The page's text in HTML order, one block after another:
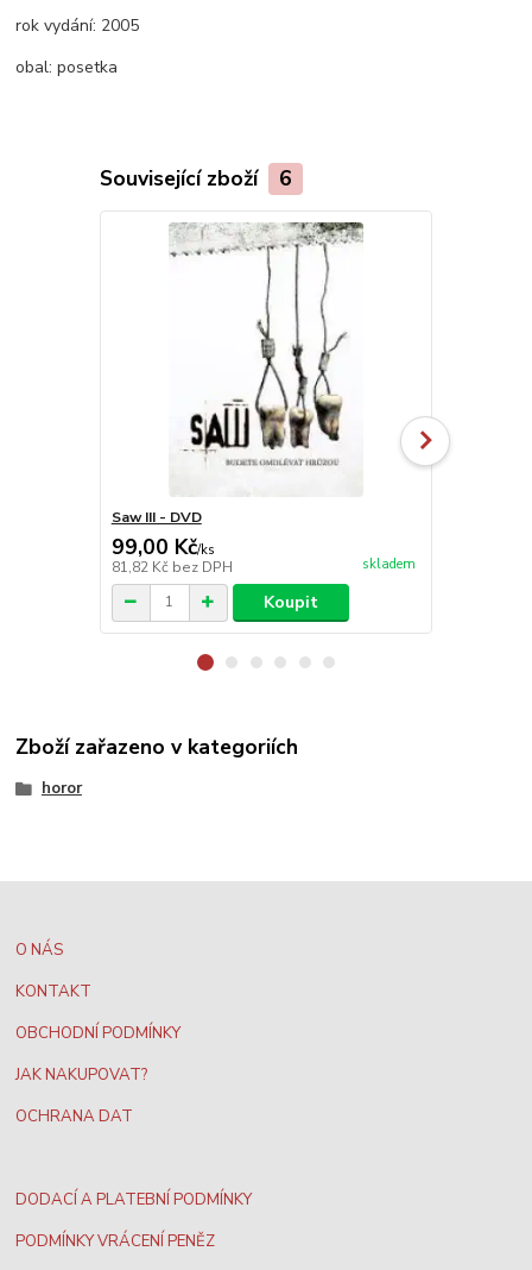
rok vydání: 2005
obal: posetka
Související zboží 6
Saw III - DVD
99,00 Kč/ks
81,82 Kč bez DPH skladem
Koupit
Zboží zařazeno v kategoriích
horor
O NÁS
KONTAKT
OBCHODNÍ PODMÍNKY
JAK NAKUPOVAT?
OCHRANA DAT
DODACÍ A PLATEBNÍ PODMÍNKY
PODMÍNKY VRÁCENÍ PENĚZ